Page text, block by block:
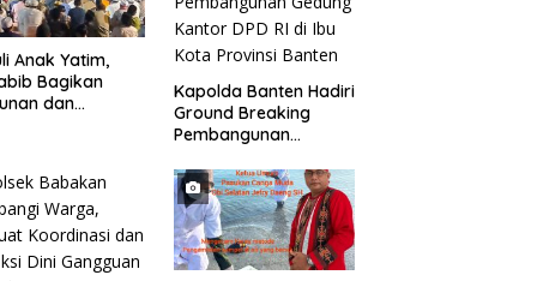
Anak Yatim,
Bagikan
dan
Kapolda Banten Hadiri
Ground Breaking
Pembangunan
di Ibu Kota Provinsi
Banten